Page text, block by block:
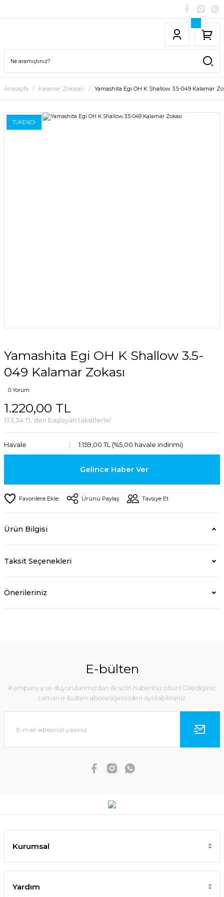
Anasayfa Kalamar Zokaları Yamashita Egi OH K Shallow 3.5-049 Kalamar
TÜKENDİ
Yamashita Egi OH K Shallow 3.5-
049 Kalamar Zokası
0 Yorum
1.220,00 TL
133,34 TL den başlayan taksitlerle!
Havale 1.159,00 TL (%5,00 havale indirimi)
Gelince Haber Ver
Ürünü Paylaş Tavsiye Et
Ürün Bilgisi
Taksit Seçenekleri
Önerileriniz
E-bülten
Kampanya ve duyurularımızdan ilk sizin haberiniz olsun! Dilediğiniz
zaman e-bülten aboneliğimizden ayrılabilirsiniz.
Kurumsal
Yardım